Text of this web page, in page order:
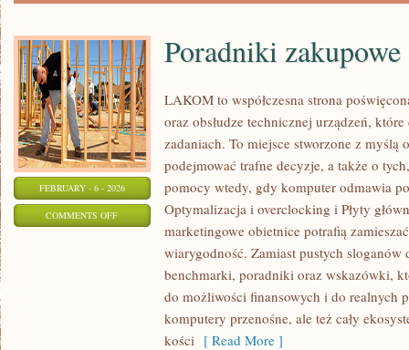
FEBRUARY - 6 - 2026
COMMENTS OFFON
PORADNIKI
ZAKUPOWE
Poradniki zakupowe
LAKOM to współczesna strona
oraz obsłudze technicznej urządzeń,
zadaniach. To miejsce stworzone z myślą
podejmować trafne decyzje, a także o
pomocy wtedy, gdy komputer odmawia
Optymalizacja i overclocking i Płyty
marketingowe obietnice potrafią
wiarygodność. Zamiast pustych sloganów
benchmarki, poradniki oraz wskazówki,
do możliwości finansowych i do realnych
komputery przenośne, ale też cały
kości [ Read More ]